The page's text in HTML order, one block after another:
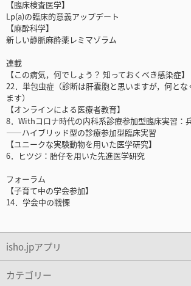
【臨床検査医学】
Lp(a)の臨床的意義アップデート
【麻酔科学】
新しい静脈麻酔薬レミマゾラム
連載
【この病気，何でしょう？ 知っておくべき感染症】
22．単包虫症（診断は肝嚢胞と思いますが，何と
ます）
【オンラインによる医療者教育】
8．Withコロナ時代の内科系診療参加型臨床実習：
――ハイブリッド型の診療参加型臨床実習
【ユニークな実験動物を用いた医学研究】
6．ヒツジ：胎仔を用いた先進医学研究
フォーラム
【子育て中の学会参加】
14．学会中の戦慄
isho.jpアプリ
カテゴリー